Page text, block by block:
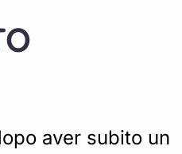
aver subito un